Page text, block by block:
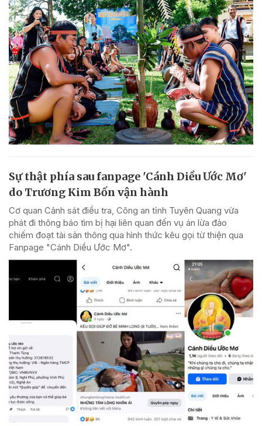
Sự thật phía sau fanpage 'Cánh Diều Ước Mơ'
do Trương Kim Bốn vận hành
Cơ quan Cảnh sát điều tra, Công an tỉnh Tuyên Quang vừa
phát đi thông báo tìm bị hại liên quan đến vụ án lừa đảo
chiếm đoạt tài sản thông qua hình thức kêu gọi từ thiện qua
Fanpage "Cánh Diều Ước Mơ".